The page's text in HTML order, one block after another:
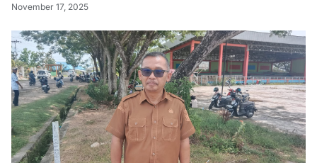
November 17, 2025